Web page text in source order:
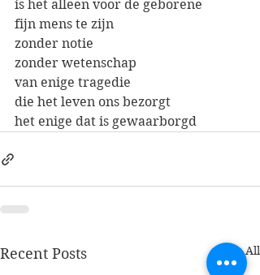
is het alleen voor de geborene
fijn mens te zijn
zonder notie
zonder wetenschap
van enige tragedie
die het leven ons bezorgt
het enige dat is gewaarborgd
Recent Posts See All